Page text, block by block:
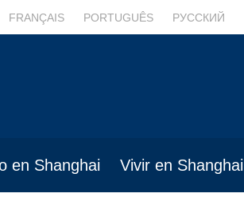
FRANÇAIS PORTUGUÊS РУССКИЙ
en Shanghai Vivir en Shanghai